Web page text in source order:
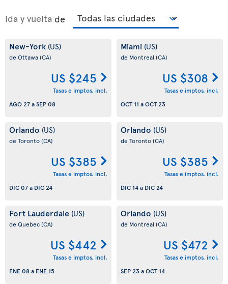
Ida y vuelta de
New-York (US)
de Ottawa(CA)
US $245
Tasas e imptos. incl.
AGO 27aSEP 08
Miami (US)
de Montreal (CA)
US $308
Tasas e imptos. incl.
OCT 11 aOCT 23
Orlando (US)
de Toronto(CA)
US $385
Tasas e imptos. incl.
DIC 07a DIC 24
Orlando (US)
de Toronto(CA)
US $385
Tasas e imptos. incl.
DIC 14a DIC 24
Fort Lauderdale (US)
de Quebec(CA)
US $442
Tasas e imptos. incl.
ENE 08a ENE 15
Orlando (US)
de Montreal (CA)
US $472
Tasas e imptos. incl.
SEP 23aOCT 14